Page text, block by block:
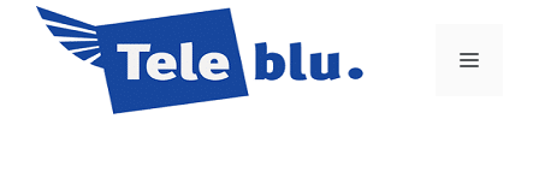
contenuto
Menu